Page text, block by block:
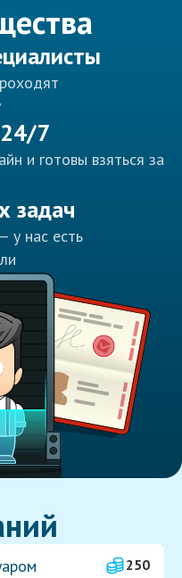
24/7
и готовы взяться за
задач
нас есть
250